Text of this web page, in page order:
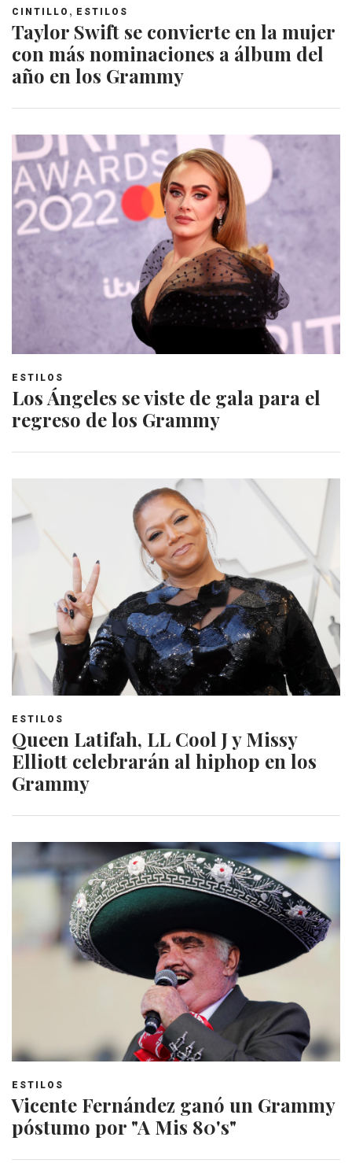
CINTILLO , ESTILOS
Taylor Swift se convierte en la mujer
con más nominaciones a álbum del
año en los Grammy
ESTILOS
Los Ángeles se viste de gala para el
regreso de los Grammy
ESTILOS
Queen Latifah, LL Cool J y Missy
Elliott celebrarán al hiphop en los
Grammy
ESTILOS
Vicente Fernández ganó un Grammy
póstumo por "A Mis 80's"